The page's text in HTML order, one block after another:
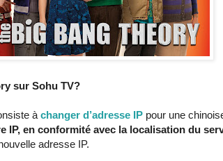
sur Sohu TV?
à changer d’adresse IP pour une
IP, en conformité avec la localisation du
adresse IP.